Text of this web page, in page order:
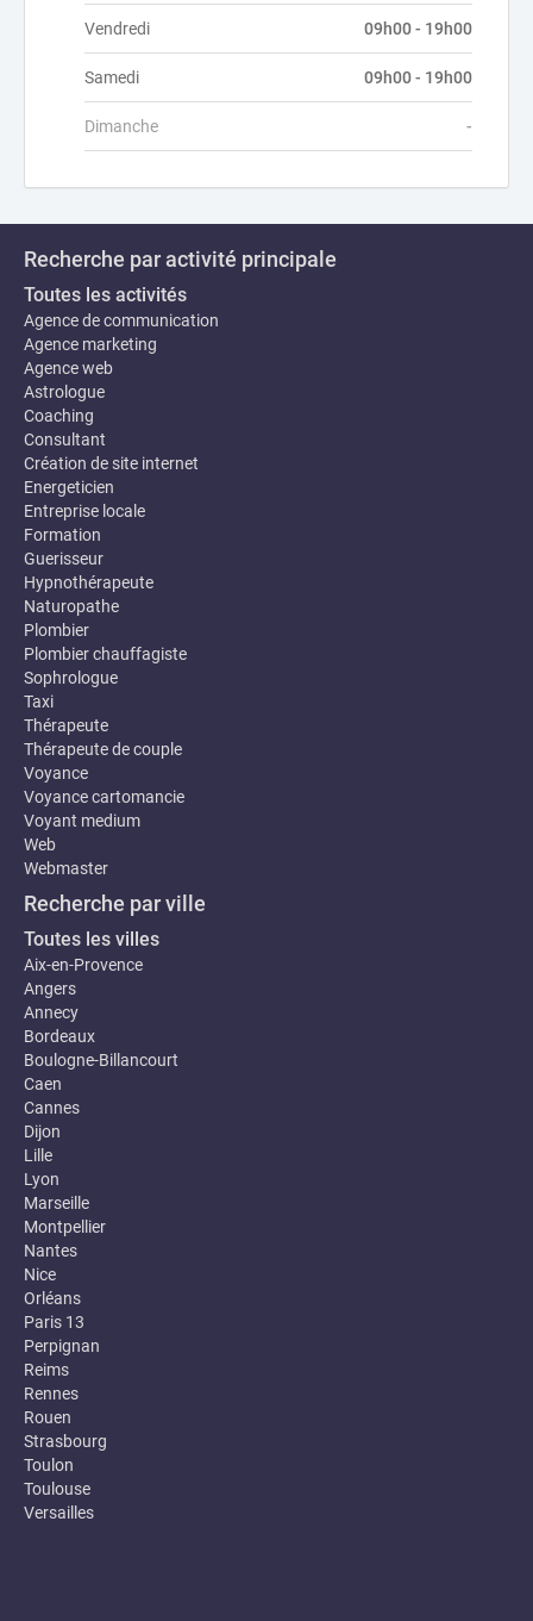
Vendredi 09h00 - 19h00
Samedi 09h00 - 19h00
Dimanche -
Recherche par activité principale
Toutes les activités
Agence de communication
Agence marketing
Agence web
Astrologue
Coaching
Consultant
Création de site internet
Energeticien
Entreprise locale
Formation
Guerisseur
Hypnothérapeute
Naturopathe
Plombier
Plombier chauffagiste
Sophrologue
Taxi
Thérapeute
Thérapeute de couple
Voyance
Voyance cartomancie
Voyant medium
Web
Webmaster
Recherche par ville
Toutes les villes
Aix-en-Provence
Angers
Annecy
Bordeaux
Boulogne-Billancourt
Caen
Cannes
Dijon
Lille
Lyon
Marseille
Montpellier
Nantes
Nice
Orléans
Paris 13
Perpignan
Reims
Rennes
Rouen
Strasbourg
Toulon
Toulouse
Versailles